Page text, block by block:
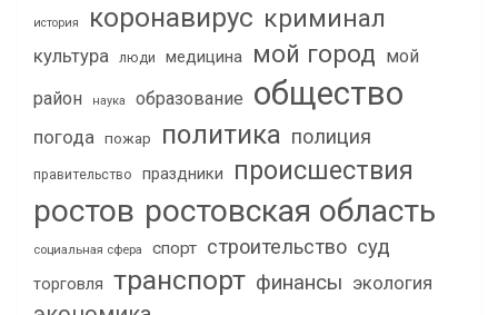
история коронавирус криминал
культура люди медицина мой город мой
район
наука образование общество
погода пожар политика полиция
правительство праздники происшествия
ростов ростовская область
социальная сфера спорт строительство суд
торговля транспорт финансы экология